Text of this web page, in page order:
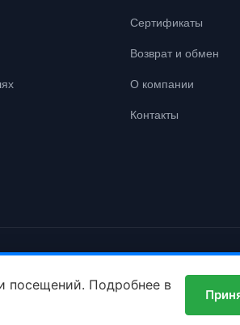
Сертификаты
Возврат и обмен
О компании
Контакты
посещений. Подробнее в